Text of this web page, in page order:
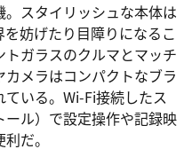
スタイリッシュな本体は
妨げたり目障りになるこ
ガラスのクルマとマッチ
メラはコンパクトなブラ
いる。Wi-Fi接続したス
ル）で設定操作や記録映
だ。